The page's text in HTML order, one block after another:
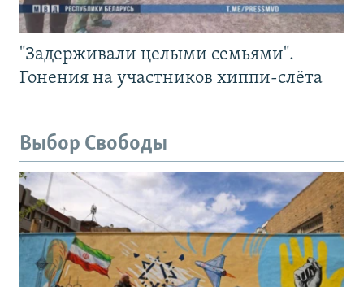
"Задерживали целыми семьями".
Гонения на участников хиппи-слёта
Выбор Свободы